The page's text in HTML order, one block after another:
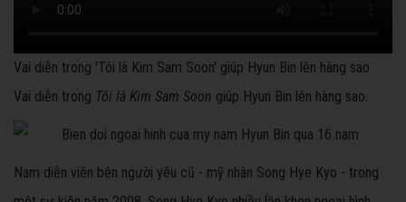
Vai diễn trong 'Tôi là Kim Sam Soon' giúp Hyun Bin lên hàng sao
Vai diễn trong Tôi là Kim Sam Soon giúp Hyun Bin lên hàng sao.
Nam diễn viên bên người yêu cũ - mỹ nhân Song Hye Kyo - trong